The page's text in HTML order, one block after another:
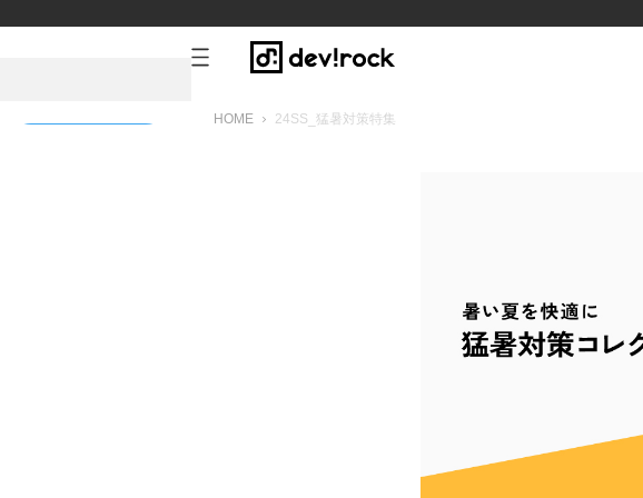
HOME 24SS_猛暑対策特集